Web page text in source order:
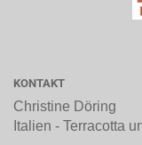
KONTAKT
Christine Döring
Italien - Terracotta